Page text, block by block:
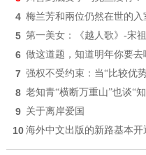
4 梅兰芳和兩位仍然在世的入
5 第一美女：《越人歌》-宋
6 做这道题，知道明年你要去
7 强权不受约束：当“比较优
8 老知青“横断万重山”也谈“知
9 关于离岸爱国
10 海外中文出版的新路基本开